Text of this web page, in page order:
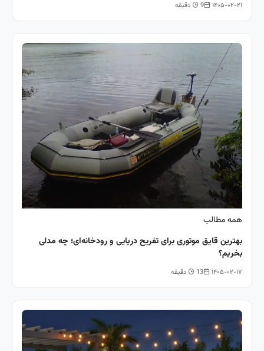
۱۴۰۵-۰۲-۲۱ 9 دقیقه
همه مطالب
بهترین قایق موتوری برای تفریح دریایی و رودخانه‌ای؛ چه مدلی
بخریم؟
۱۴۰۵-۰۲-۱۷ 13 دقیقه